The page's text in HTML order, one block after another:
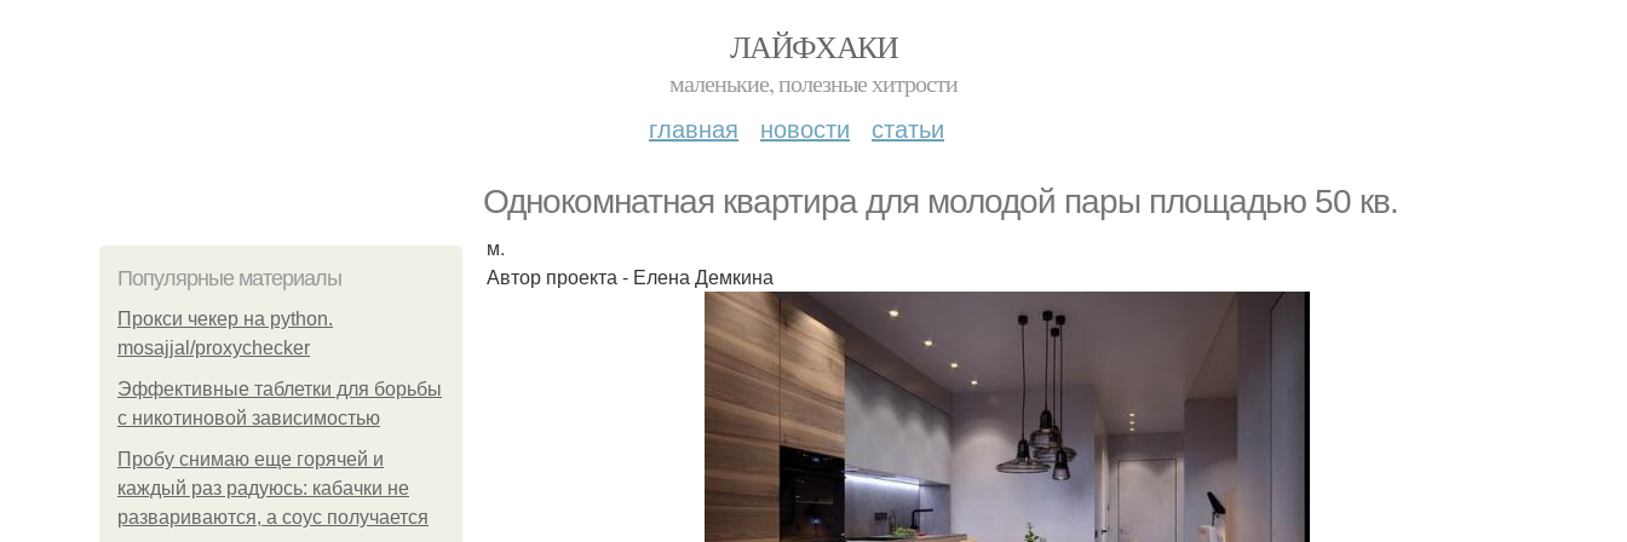
ЛАЙФХАКИ
маленькие, полезные хитрости
главная новости статьи
Однокомнатная квартира для молодой пары площадью 50 кв.
Популярные материалы
Прокси чекер на python.
mosajjal/proxychecker
Эффективные таблетки для борьбы
с никотиновой зависимостью
Пробу снимаю еще горячей и
каждый раз радуюсь: кабачки не
развариваются, а соус получается
м.
Автор проекта - Елена Демкина